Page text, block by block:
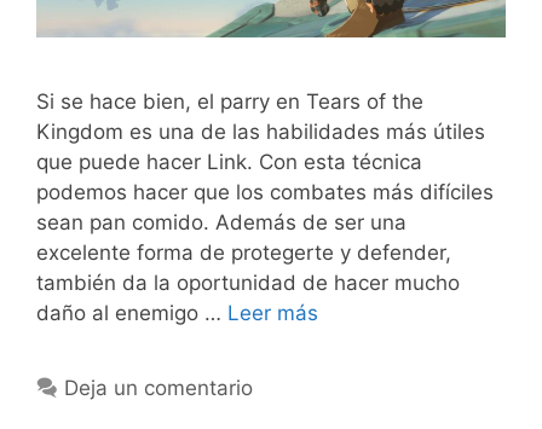
Si se hace bien, el parry en Tears of the
Kingdom es una de las habilidades más útiles
que puede hacer Link. Con esta técnica
podemos hacer que los combates más difíciles
sean pan comido. Además de ser una
excelente forma de protegerte y defender,
también da la oportunidad de hacer mucho
daño al enemigo … Leer más
Deja un comentario